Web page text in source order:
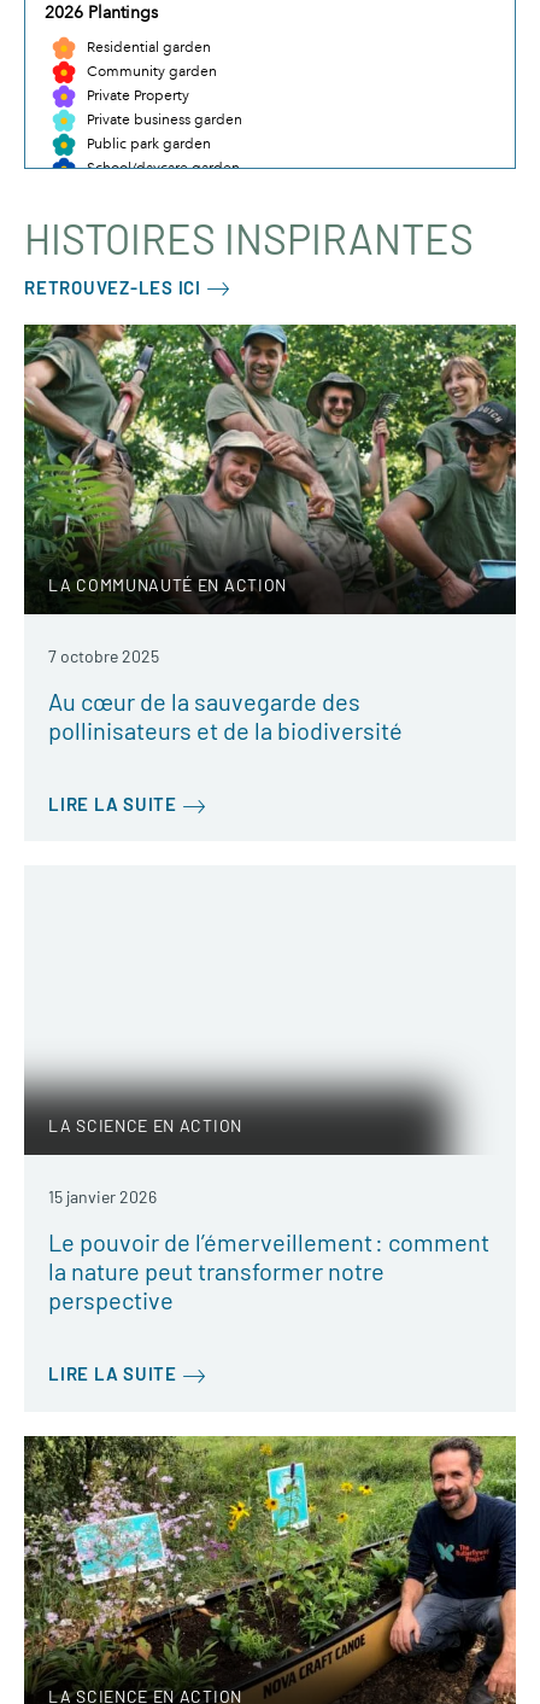
HISTOIRES INSPIRANTES
RETROUVEZ-LES ICI
LA COMMUNAUTÉ EN ACTION
7 octobre 2025
Au cœur de la sauvegarde des
pollinisateurs et de la biodiversité
LIRE LA SUITE
LA SCIENCE EN ACTION
15 janvier 2026
Le pouvoir de l’émerveillement : comment
la nature peut transformer notre
perspective
LIRE LA SUITE
LA SCIENCE EN ACTION